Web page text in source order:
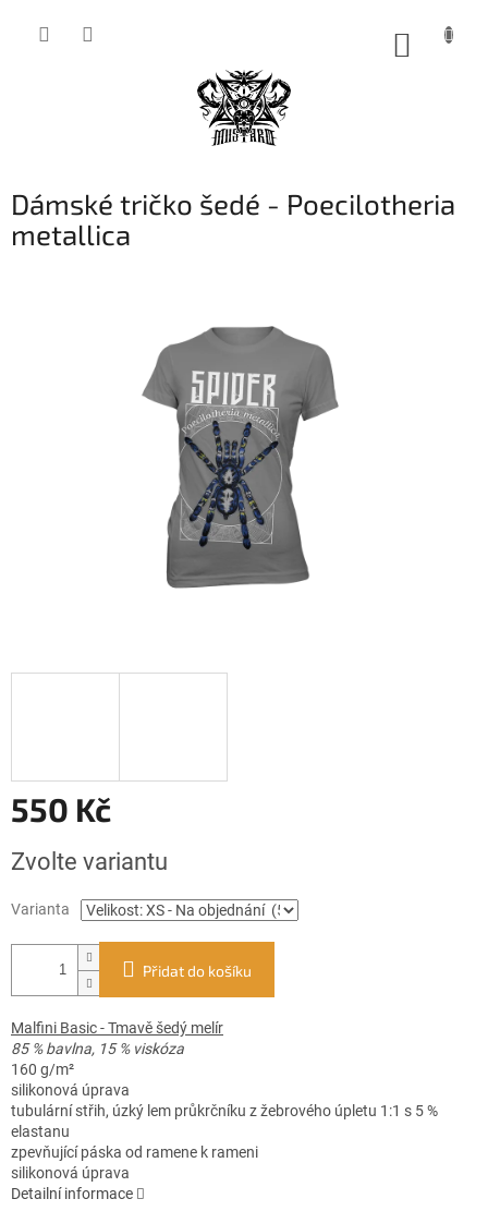
Dámské tričko šedé - Poecilotheria
metallica
550 Kč
cena:
Zvolte variantu
Varianta
Přidat do košíku
Malfini Basic - Tmavě šedý melír
85 % bavlna, 15 % viskóza
160 g/m²
silikonová úprava
tubulární střih, úzký lem průkrčníku z žebrového úpletu 1:1 s 5 %
elastanu
zpevňující páska od ramene k rameni
silikonová úprava
Detailní informace